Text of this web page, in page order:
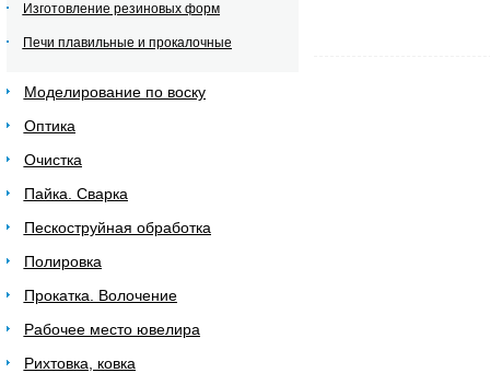
Изготовление резиновых форм
Печи плавильные и прокалочные
Моделирование по воску
Оптика
Очистка
Пайка. Сварка
Пескоструйная обработка
Полировка
Прокатка. Волочение
Рабочее место ювелира
Рихтовка, ковка